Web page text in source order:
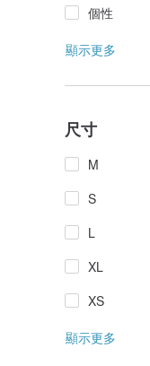
個性
顯示更多
尺寸
M
S
L
XL
XS
顯示更多